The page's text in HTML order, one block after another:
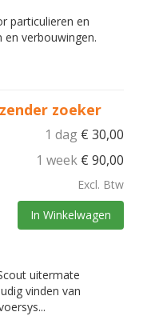
particulieren en
verbouwingen.
zoeker
1 dag € 30,00
1 week € 90,00
Excl. Btw
In Winkelwagen
uitermate
vinden van